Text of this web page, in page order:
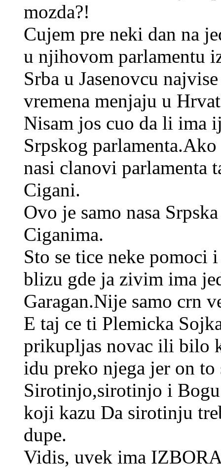
mozda?!
Cujem pre neki dan na
u njihovom parlamentu
Srba u Jasenovcu
vremena menjaju u
Nisam jos cuo da li ima
Srpskog
nasi clanovi parlamenta
Cigani.
Ovo je samo nasa
Ciganima.
Sto se tice neke
blizu gde ja zivim ima
Garagan.Nije samo crn
E taj ce ti Plemicka
prikupljas novac ili bilo
idu preko njega jer on
Sirotinjo,sirotinjo i
koji kazu Da sirotinju
dupe.
Vidis, uvek ima